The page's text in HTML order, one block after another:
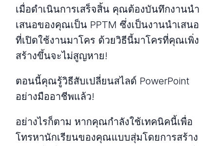
เมื่อดำเนินการเสร็จสิ้น คุณต้องบันทึกงานนำ
เสนอของคุณเป็น PPTM ซึ่งเป็นงานนำเสนอ
ที่เปิดใช้งานมาโคร ด้วยวิธีนี้มาโครที่คุณเพิ่ง
สร้างขึ้นจะไม่สูญหาย!
ตอนนี้คุณรู้วิธีสับเปลี่ยนสไลด์ PowerPoint
อย่างมืออาชีพแล้ว!
อย่างไรก็ตาม หากคุณกำลังใช้เทคนิคนี้เพื่อ
โทรหานักเรียนของคุณแบบสุ่มโดยการสร้าง